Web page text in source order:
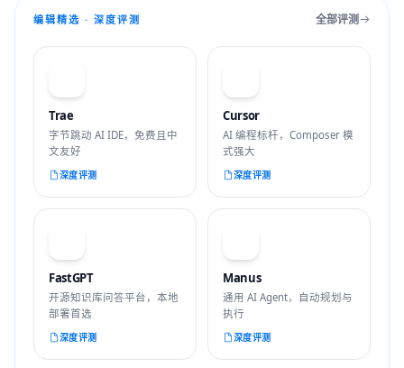
编辑精选 · 深度评测 全部评测
Trae
字节跳动 AI IDE，免费且中
文友好
深度评测
Cursor
AI 编程标杆，Composer 模
式强大
深度评测
FastGPT
开源知识库问答平台，本地
部署首选
深度评测
Manus
通用 AI Agent，自动规划与
执行
深度评测